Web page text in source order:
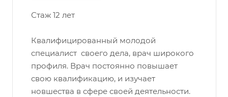
Стаж 12 лет
Квалифицированный молодой
специалист своего дела, врач широкого
профиля. Врач постоянно повышает
свою квалификацию, и изучает
новшества в сфере своей деятельности.